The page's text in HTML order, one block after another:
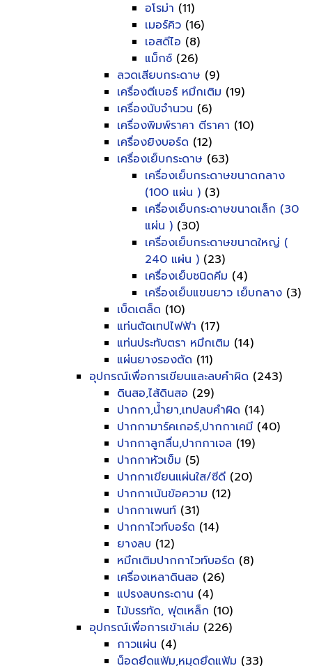
อโรม่า (11)
เมอร์คิว (16)
เอสดีไอ (8)
แม็กซ์ (26)
ลวดเสียบกระดาษ (9)
เครื่องตีเบอร์ หมึกเติม (19)
เครื่องนับจำนวน (6)
เครื่องพิมพ์ราคา ตีราคา (10)
เครื่องยิงบอร์ด (12)
เครื่องเย็บกระดาษ (63)
เครื่องเย็บกระดาษขนาดกลาง
(100 แผ่น ) (3)
เครื่องเย็บกระดาษขนาดเล็ก (30
แผ่น ) (30)
เครื่องเย็บกระดาษขนาดใหญ่ (
240 แผ่น ) (23)
เครื่องเย็บชนิดคีม (4)
เครื่องเย็บแขนยาว เย็บกลาง (3)
เบ็ดเตล็ด (10)
แท่นตัดเทปไฟฟ้า (17)
แท่นประทับตรา หมึกเติม (14)
แผ่นยางรองตัด (11)
อุปกรณ์เพื่อการเขียนและลบคำผิด (243)
ดินสอ,ไส้ดินสอ (29)
ปากกา,น้ำยา,เทปลบคำผิด (14)
ปากกามาร์คเกอร์,ปากกาเคมี (40)
ปากกาลูกลื่น,ปากกาเจล (19)
ปากกาหัวเข็ม (5)
ปากกาเขียนแผ่นใส/ซีดี (20)
ปากกาเน้นข้อความ (12)
ปากกาเพนท์ (31)
ปากกาไวท์บอร์ด (14)
ยางลบ (12)
หมึกเติมปากกาไวท์บอร์ด (8)
เครื่องเหลาดินสอ (26)
แปรงลบกระดาน (4)
ไม้บรรทัด, ฟุตเหล็ก (10)
อุปกรณ์เพื่อการเข้าเล่ม (226)
กาวแผ่น (4)
น็อดยึดแฟ้ม,หมุดยึดแฟ้ม (33)